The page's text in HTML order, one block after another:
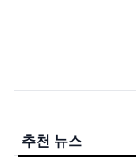
추천 뉴스